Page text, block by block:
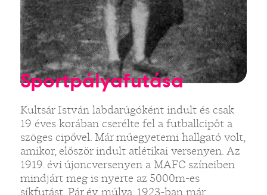
Sportpályafutása
Kultsár István labdarúgóként indult és csak
19 éves korában cserélte fel a futballcipőt a
szöges cipővel. Már műegyetemi hallgató volt,
amikor, először indult atlétikai versenyen. Az
1919. évi újoncversenyen a MAFC színeiben
mindjárt meg is nyerte az 5000m-es
síkfutást. Pár év múlva, 1923-ban már